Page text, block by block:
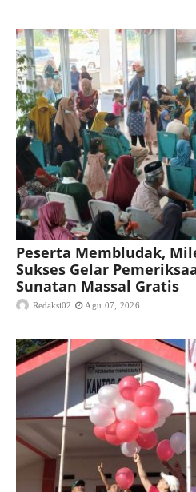
Peserta Membludak,
Sukses Gelar
Sunatan Massal Gratis
Redaksi02 Agu 07, 2026